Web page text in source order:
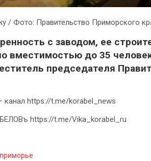
/ Фото: Правительство Приморского
с заводом, ее
вместимостью до 35
председателя
https://t.me/korabel_news
https://t.me/Vika_korabel_ru
приморье